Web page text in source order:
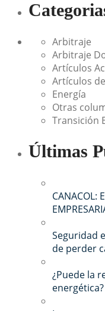
Arbitraje
Arbitraje
Artículos
Artículos
Energía
Otras
Transición
Últimas
CANACOL:
Seguridad
de perder
¿Puede la